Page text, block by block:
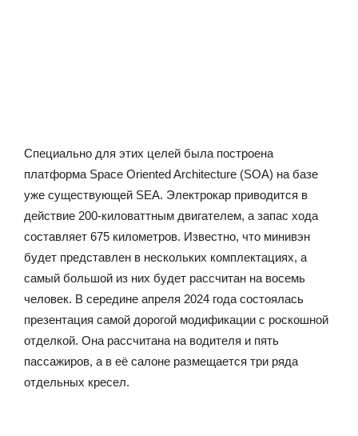
Специально для этих целей была построена
платформа Space Oriented Architecture (SOA) на базе
уже существующей SЕA. Электрокар приводится в
действие 200-киловаттным двигателем, а запас хода
составляет 675 километров. Известно, что минивэн
будет представлен в нескольких комплектациях, а
самый большой из них будет рассчитан на восемь
человек. В середине апреля 2024 года состоялась
презентация самой дорогой модификации с роскошной
отделкой. Она рассчитана на водителя и пять
пассажиров, а в её салоне размещается три ряда
отдельных кресел.